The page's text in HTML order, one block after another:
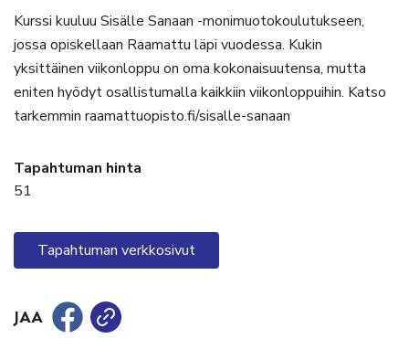
Kurssi kuuluu Sisälle Sanaan -monimuotokoulutukseen,
jossa opiskellaan Raamattu läpi vuodessa. Kukin
yksittäinen viikonloppu on oma kokonaisuutensa, mutta
eniten hyödyt osallistumalla kaikkiin viikonloppuihin. Katso
tarkemmin raamattuopisto.fi/sisalle-sanaan
Tapahtuman hinta
51
Tapahtuman verkkosivut
JAA